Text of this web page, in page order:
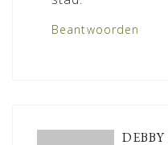
Beantwoorden
DEBBY